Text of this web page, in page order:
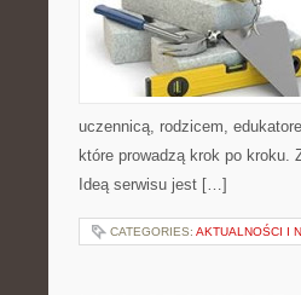
uczennicą, rodzicem,
które prowadzą krok po
Ideą serwisu jest […]
CATEGORIES: AKTUALNOŚCI I